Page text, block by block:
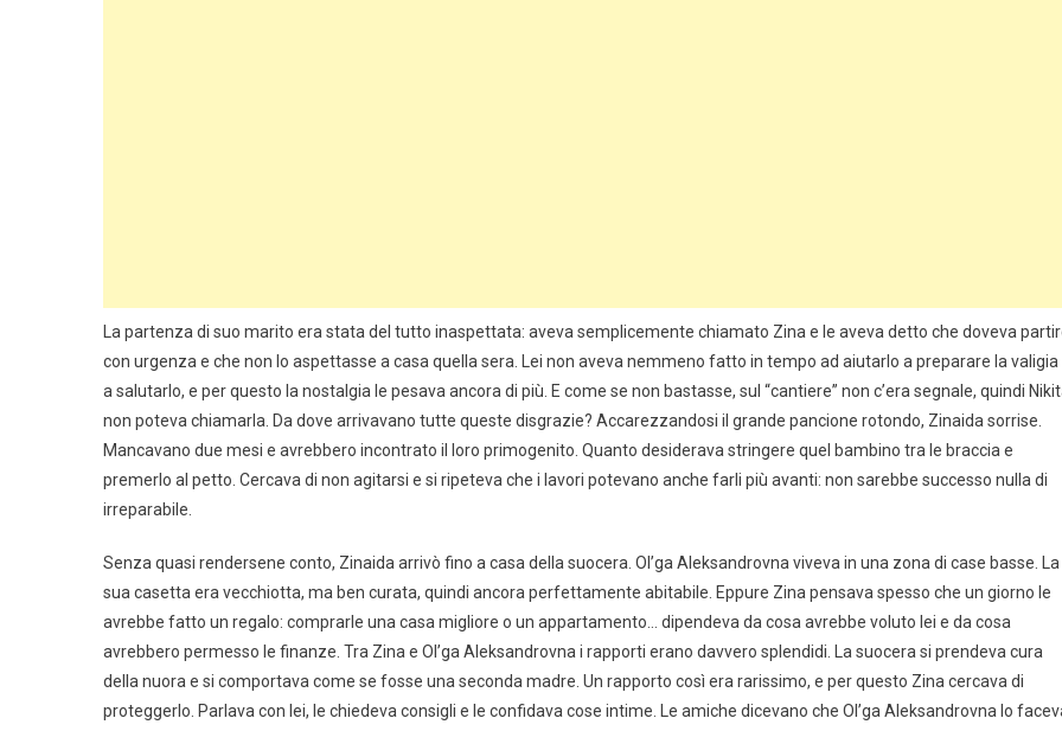
La partenza di suo marito era stata del tutto inaspettata: aveva semplicemente chiamato Zina e le aveva detto che doveva
con urgenza e che non lo aspettasse a casa quella sera. Lei non aveva nemmeno fatto in tempo ad aiutarlo a preparare la valigia
a salutarlo, e per questo la nostalgia le pesava ancora di più. E come se non bastasse, sul “cantiere” non c’era segnale, quindi
non poteva chiamarla. Da dove arrivavano tutte queste disgrazie? Accarezzandosi il grande pancione rotondo, Zinaida sorrise.
Mancavano due mesi e avrebbero incontrato il loro primogenito. Quanto desiderava stringere quel bambino tra le braccia e
premerlo al petto. Cercava di non agitarsi e si ripeteva che i lavori potevano anche farli più avanti: non sarebbe successo nulla di
irreparabile.
Senza quasi rendersene conto, Zinaida arrivò fino a casa della suocera. Ol’ga Aleksandrovna viveva in una zona di case basse. La
sua casetta era vecchiotta, ma ben curata, quindi ancora perfettamente abitabile. Eppure Zina pensava spesso che un giorno le
avrebbe fatto un regalo: comprarle una casa migliore o un appartamento… dipendeva da cosa avrebbe voluto lei e da cosa
avrebbero permesso le finanze. Tra Zina e Ol’ga Aleksandrovna i rapporti erano davvero splendidi. La suocera si prendeva cura
della nuora e si comportava come se fosse una seconda madre. Un rapporto così era rarissimo, e per questo Zina cercava di
proteggerlo. Parlava con lei, le chiedeva consigli e le confidava cose intime. Le amiche dicevano che Ol’ga Aleksandrovna lo